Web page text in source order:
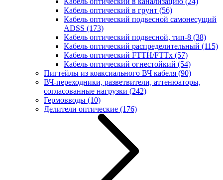
Кабель оптический в грунт (56)
Кабель оптический подвесной самонесущий
ADSS (173)
Кабель оптический подвесной, тип-8 (38)
Кабель оптический распределительный (115)
Кабель оптический FTTH/FTTx (57)
Кабель оптический огнестойкий (54)
Пигтейлы из коаксиального ВЧ кабеля (90)
ВЧ-переходники, разветвители, аттенюаторы,
согласованные нагрузки (242)
Гермовводы (10)
Делители оптические (176)